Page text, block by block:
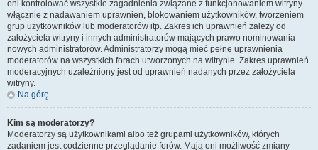
oni kontrolować wszystkie zagadnienia związane z funkcjonowaniem witryny
włącznie z nadawaniem uprawnień, blokowaniem użytkowników, tworzeniem
grup użytkowników lub moderatorów itp. Zakres ich uprawnień zależy od
założyciela witryny i innych administratorów mających prawo nominowania
nowych administratorów. Administratorzy mogą mieć pełne uprawnienia
moderatorów na wszystkich forach utworzonych na witrynie. Zakres uprawnień
moderacyjnych uzależniony jest od uprawnień nadanych przez założyciela
witryny.
Na górę
Kim są moderatorzy?
Moderatorzy są użytkownikami albo też grupami użytkowników, których
zadaniem jest codzienne przeglądanie forów. Mają oni możliwość zmiany